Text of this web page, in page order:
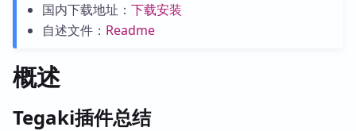
国内下载地址： 下载安装
自述文件： Readme
概述
Tegaki插件总结